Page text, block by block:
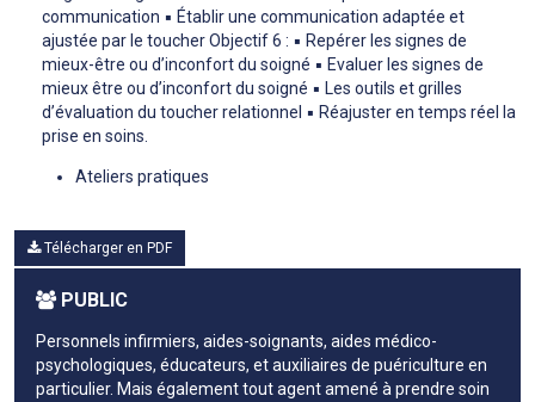
communication ▪ Établir une communication adaptée et
ajustée par le toucher Objectif 6 : ▪ Repérer les signes de
mieux-être ou d’inconfort du soigné ▪ Evaluer les signes de
mieux être ou d’inconfort du soigné ▪ Les outils et grilles
d’évaluation du toucher relationnel ▪ Réajuster en temps réel la
prise en soins.
Ateliers pratiques
Télécharger en PDF
PUBLIC
Personnels infirmiers, aides-soignants, aides médico-
psychologiques, éducateurs, et auxiliaires de puériculture en
particulier. Mais également tout agent amené à prendre soin